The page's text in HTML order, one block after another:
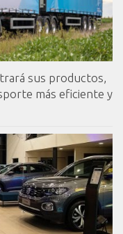
sus productos,
más eficiente y